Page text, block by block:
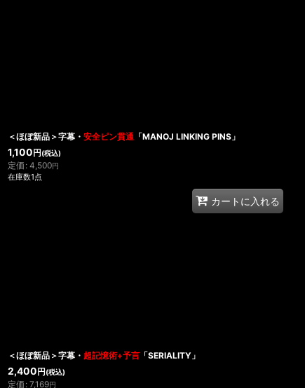
＜ほぼ新品＞字幕・ 安全ピン貫通 「MANOJ LINKING PINS」
1,100 円 (税込)
定価 : 4,500円
在庫数1点
カートに入れる
＜ほぼ新品＞字幕・ 超記憶術+予言 「SERIALITY」
2,400 円 (税込)
定価 : 7,169円